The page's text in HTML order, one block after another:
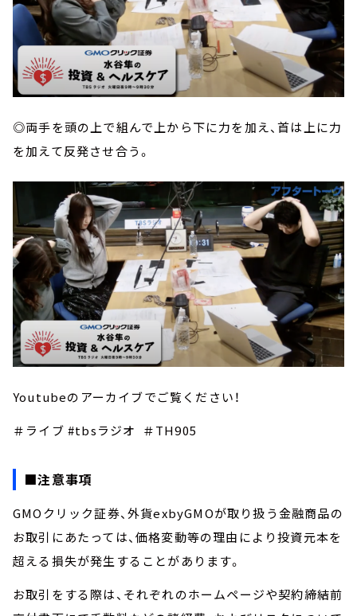
◎両手を頭の上で組んで上から下に力を加え、首は上に力
を加えて反発させ合う。
Youtubeのアーカイブでご覧ください！
＃ライブ #tbsラジオ ＃TH905
■注意事項
GMOクリック証券、外貨exbyGMOが取り扱う金融商品の
お取引にあたっては、価格変動等の理由により投資元本を
超える損失が発生することがあります。
お取引をする際は、それぞれのホームページや契約締結前